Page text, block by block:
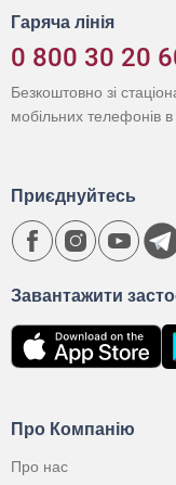
Гаряча лінія
0 800 30 20
Безкоштовно зі
мобільних телефонів в
Про Компанію
Про нас
Завантажити
Приєднуйтесь